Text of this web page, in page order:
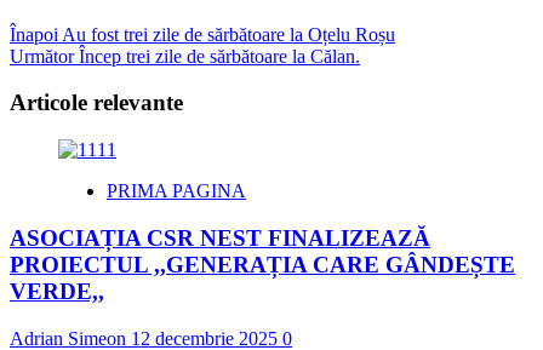
Înapoi Au fost trei zile de sărbătoare la Oțelu Roșu
UrmătorÎncep trei zile de sărbătoare la Călan.
Articole relevante
PRIMA PAGINA
ASOCIAȚIA CSR NEST FINALIZEAZĂ
PROIECTUL ,,GENERAȚIA CARE GÂNDEȘTE
VERDE,,
Adrian Simeon 12 decembrie 2025 0